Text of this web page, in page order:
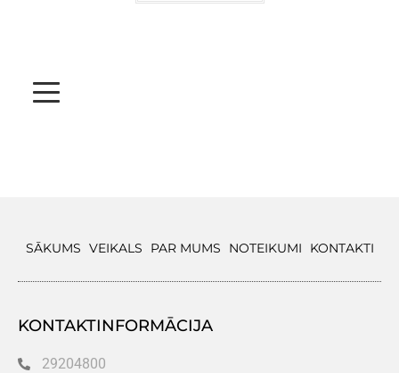
SĀKUMS VEIKALS PAR MUMS NOTEIKUMI KONTAKTI
KONTAKTINFORMĀCIJA
29204800